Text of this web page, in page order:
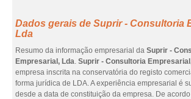
Dados gerais de Suprir - Consultoria
Lda
Resumo da informação empresarial da Suprir -
Empresarial, Lda. Suprir - Consultoria
empresa inscrita na conservatória do registo
forma jurídica de LDA. A experiência empresarial é
desde a data de constituição da empresa. De